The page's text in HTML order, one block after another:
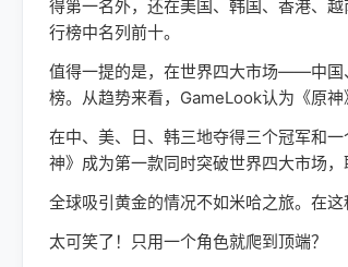
得第一名外，还在美国、韩国、香港、
行榜中名列前十。
值得一提的是，在世界四大市场——中国
榜。从趋势来看，GameLook认为《原神
在中、美、日、韩三地夺得三个冠军和
神》成为第一款同时突破世界四大市场，
全球吸引黄金的情况不如米哈之旅。在
太可笑了！只用一个角色就爬到顶端？